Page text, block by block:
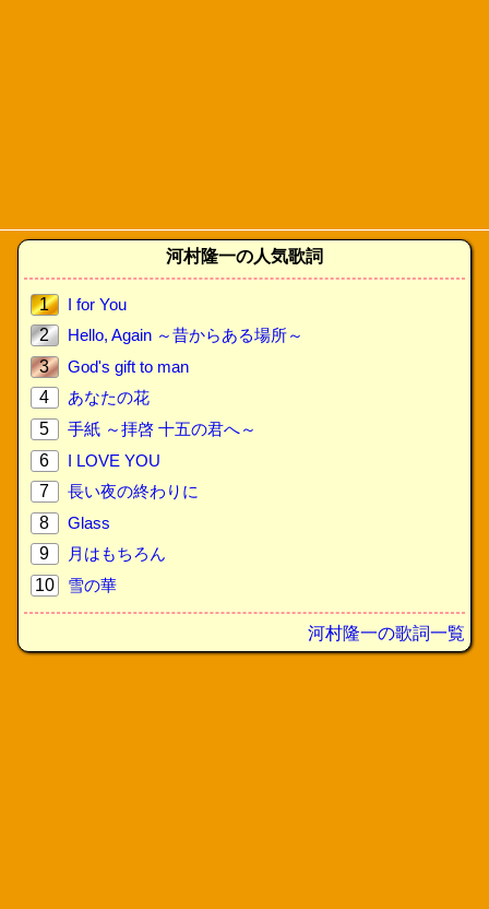
河村隆一の人気歌詞
1
I for You
2
Hello, Again ～昔からある場所～
3
God's gift to man
4
あなたの花
5
手紙 ～拝啓 十五の君へ～
6
I LOVE YOU
7
長い夜の終わりに
8
Glass
9
月はもちろん
10
雪の華
河村隆一の歌詞一覧